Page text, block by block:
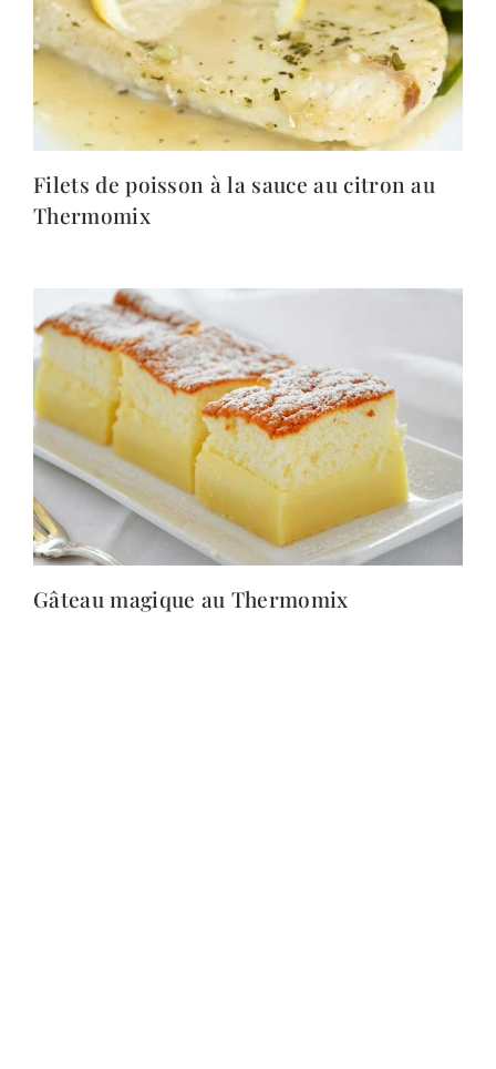
Filets de poisson à la sauce au citron au
Thermomix
Gâteau magique au Thermomix